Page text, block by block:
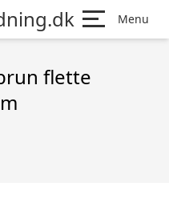
Menu
flette